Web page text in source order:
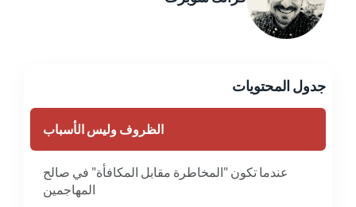
جدول المحتويات
الظروف وليس الأسباب
عندما تكون "المخاطرة مقابل المكافأة" في صالح
المهاجمين